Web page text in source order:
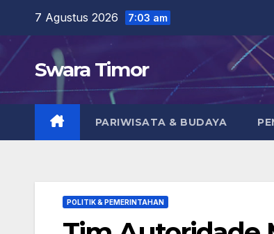
content
7 Agustus 2026 7:03 am
Swara Timor
PARIWISATA & BUDAYA
POLITIK & PEMERINTAHAN